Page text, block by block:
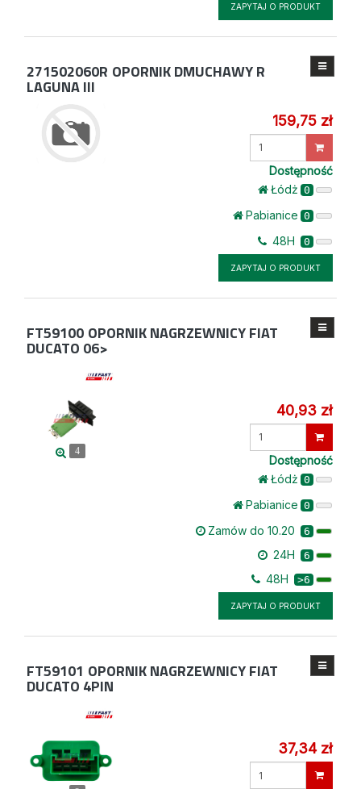
ZAPYTAJ O PRODUKT
271502060R OPORNIK DMUCHAWY R
LAGUNA III
159,75 zł
Wprowadź
Dostępność
Łódż 0
Pabianice 0
48H 0
ZAPYTAJ O PRODUKT
FT59100 OPORNIK NAGRZEWNICY FIAT
DUCATO 06>
4
40,93 zł
Wprowadź
Dostępność
Łódż 0
Pabianice 0
Zamów do 10.20 6
24H 6
48H >6
ZAPYTAJ O PRODUKT
FT59101 OPORNIK NAGRZEWNICY FIAT
DUCATO 4PIN
37,34 zł